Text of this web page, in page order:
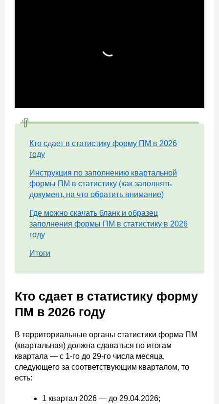
Кто сдает в статистику форму ПМ в 2026
году
Инструкция по заполнению квартальной
формы ПМ в статистику (как заполнять
документ, на что обратить внимание)
Где можно скачать бланк и образец
заполнения формы ПМ в статистику в 2026
году
Итоги
Кто сдает в статистику форму
ПМ в 2026 году
В территориальные органы статистики форма ПМ
(квартальная) должна сдаваться по итогам
квартала — с 1-го до 29-го числа месяца,
следующего за соответствующим кварталом, то
есть:
1 квартал 2026 — до 29.04.2026;